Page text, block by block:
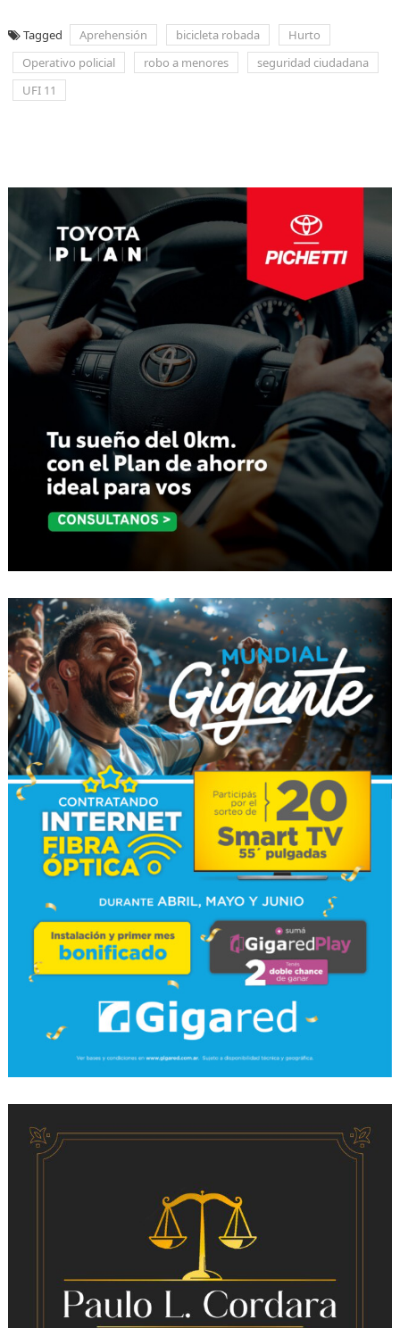
Tagged Aprehensión bicicleta robada
Hurto
Operativo policial
robo a menores
seguridad ciudadana
UFI 11
entradas